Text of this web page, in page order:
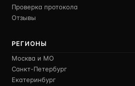
Проверка протокола
Отзывы
РЕГИОНЫ
Москва и МО
Санкт-Петербург
Екатеринбург